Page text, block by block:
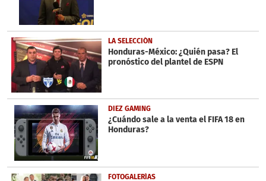
LA SELECCIÓN
Honduras-México: ¿Quién pasa? El
pronóstico del plantel de ESPN
DIEZ GAMING
¿Cuándo sale a la venta el FIFA 18 en
Honduras?
FOTOGALERÍAS